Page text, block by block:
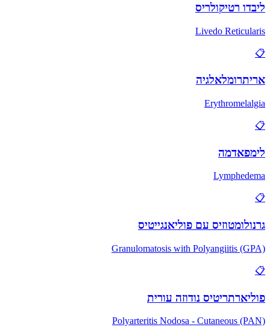
ליבדו רטיקולריס
Livedo Reticularis
📋
אריתרומלאלגיה
Erythromelalgia
📋
לימפאדמה
Lymphedema
📋
גרנולומטוזיס עם פוליאנגייטיס
Granulomatosis with Polyangiitis (GPA)
📋
פוליארתריטיס נודוזה עורית
Polyarteritis Nodosa - Cutaneous (PAN)